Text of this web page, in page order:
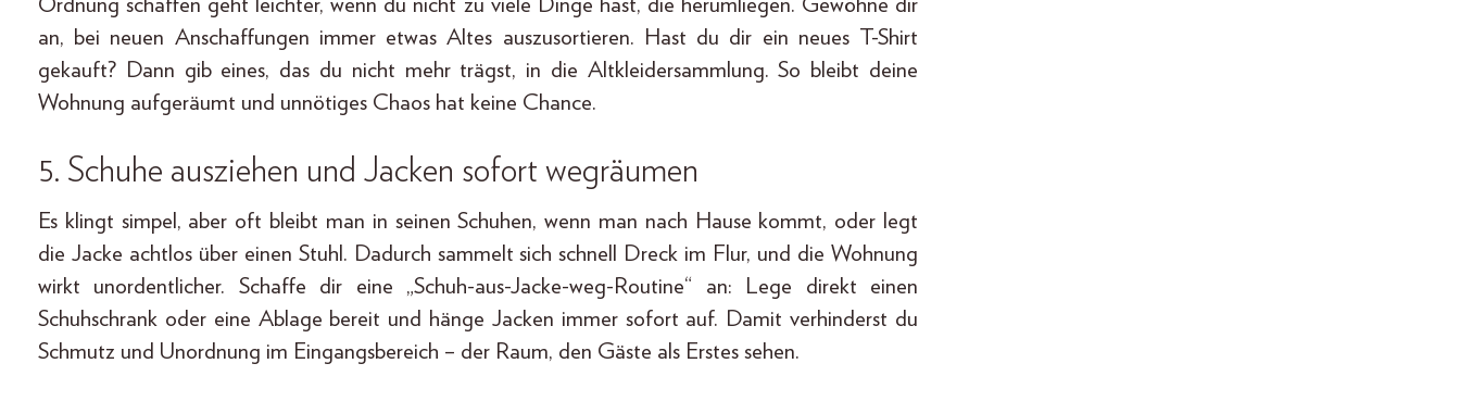
Ordnung schaffen geht leichter, wenn du nicht zu viele Dinge hast, die herumliegen. Gewöhne dir
an, bei neuen Anschaffungen immer etwas Altes auszusortieren. Hast du dir ein neues T-Shirt
gekauft? Dann gib eines, das du nicht mehr trägst, in die Altkleidersammlung. So bleibt deine
Wohnung aufgeräumt und unnötiges Chaos hat keine Chance.
5. Schuhe ausziehen und Jacken sofort wegräumen
Es klingt simpel, aber oft bleibt man in seinen Schuhen, wenn man nach Hause kommt, oder legt
die Jacke achtlos über einen Stuhl. Dadurch sammelt sich schnell Dreck im Flur, und die Wohnung
wirkt unordentlicher. Schaffe dir eine „Schuh-aus-Jacke-weg-Routine“ an: Lege direkt einen
Schuhschrank oder eine Ablage bereit und hänge Jacken immer sofort auf. Damit verhinderst du
Schmutz und Unordnung im Eingangsbereich – der Raum, den Gäste als Erstes sehen.